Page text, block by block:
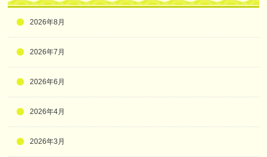
2026年8月
2026年7月
2026年6月
2026年4月
2026年3月